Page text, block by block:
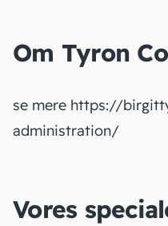
Om Tyron
se mere https://
administration/
Vores